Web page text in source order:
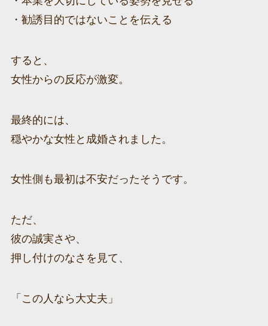
・勧誘目的ではないことを伝える
すると、
女性からの反応が激変。
最終的には、
穏やかな女性と成婚されました。
女性側も最初は不安だったそうです。
ただ、
彼の誠実さや、
押し付けのなさを見て、
「この人なら大丈夫」